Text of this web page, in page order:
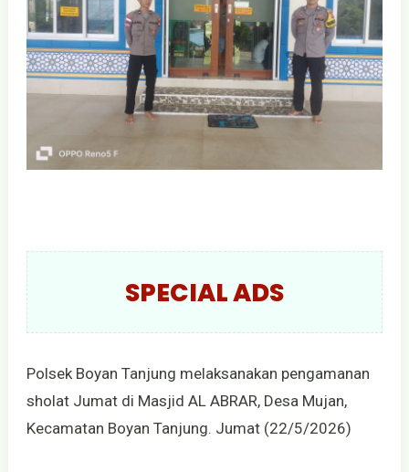
SPECIAL ADS
Polsek Boyan Tanjung melaksanakan pengamanan
sholat Jumat di Masjid AL ABRAR, Desa Mujan,
Kecamatan Boyan Tanjung. Jumat (22/5/2026)